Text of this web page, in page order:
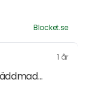
Blocket.se
1 år